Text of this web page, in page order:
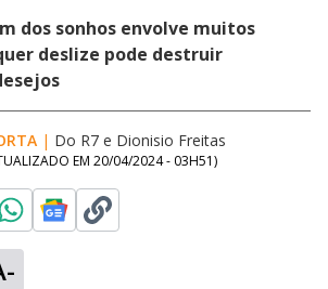
dos sonhos envolve muitos
deslize pode destruir
| Do R7 e Dionisio Freitas
EM 20/04/2024 - 03H51)